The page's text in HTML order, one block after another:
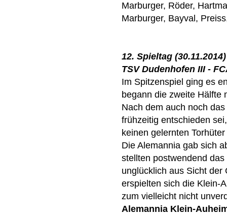
Marburger, Röder,
Marburger, Bayval,
12. Spieltag (30.11.2014)
TSV Dudenhofen III -
Im Spitzenspiel ging es
begann die zweite Hälfte
Nach dem auch noch
frühzeitig entschieden
keinen gelernten
Die Alemannia gab sich
stellten postwendend
unglücklich aus Sicht der
erspielten sich die Klein-
zum vielleicht nicht
Alemannia Klein-